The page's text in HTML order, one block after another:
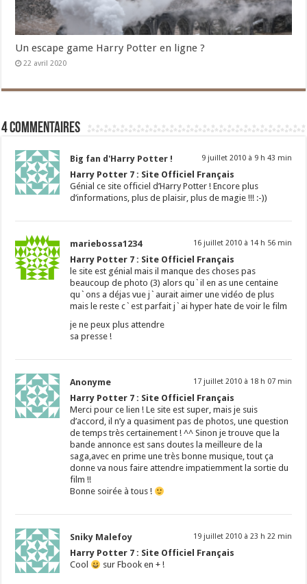
Un escape game Harry Potter en ligne ?
22 avril 2020
4 commentaires
Big fan d'Harry Potter ! 9 juillet 2010 à 9 h 43 min
Harry Potter 7 : Site Officiel Français
Génial ce site officiel d’Harry Potter ! Encore plus
d’informations, plus de plaisir, plus de magie !!! :-))
mariebossa1234 16 juillet 2010 à 14 h 56 min
Harry Potter 7 : Site Officiel Français
le site est génial mais il manque des choses pas
beaucoup de photo (3) alors qu`il en as une centaine
qu`ons a déjas vue j`aurait aimer une vidéo de plus
mais le reste c`est parfait j`ai hyper hate de voir le film
je ne peux plus attendre
sa presse !
Anonyme 17 juillet 2010 à 18 h 07 min
Harry Potter 7 : Site Officiel Français
Merci pour ce lien ! Le site est super, mais je suis
d’accord, il n’y a quasiment pas de photos, une question
de temps très certainement ! ^^ Sinon je trouve que la
bande annonce est sans doutes la meilleure de la
saga,avec en prime une très bonne musique, tout ça
donne va nous faire attendre impatiemment la sortie du
film !!
Bonne soirée à tous !
Sniky Malefoy 19 juillet 2010 à 23 h 22 min
Harry Potter 7 : Site Officiel Français
Cool
sur Fbook en + !